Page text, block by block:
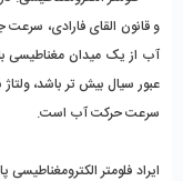
و قانون القای فارادی،
آب از یک میدان مغناطیسی
عبور سیال بیش تر باشد،
سرعت حرکت آب است.
ایراد فلومتر